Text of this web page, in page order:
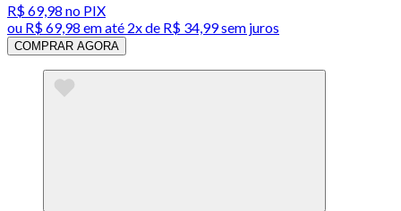
R$ 69,98 no PIX
ou R$ 69,98 em até 2x de R$ 34,99 sem juros
COMPRAR AGORA